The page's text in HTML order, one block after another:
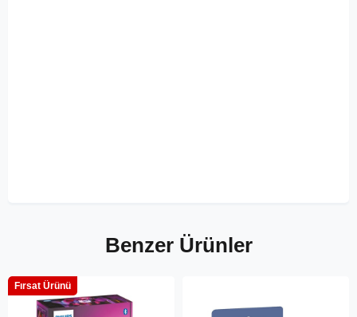
Benzer Ürünler
Fırsat Ürünü